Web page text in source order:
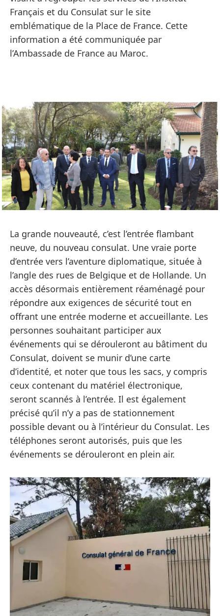
Français et du Consulat sur le site
emblématique de la Place de France. Cette
information a été communiquée par
l’Ambassade de France au Maroc.
La grande nouveauté, c’est l’entrée flambant
neuve, du nouveau consulat. Une vraie porte
d’entrée vers l’aventure diplomatique, située à
l’angle des rues de Belgique et de Hollande. Un
accès désormais entièrement réaménagé pour
répondre aux exigences de sécurité tout en
offrant une entrée moderne et accueillante. Les
personnes souhaitant participer aux
événements qui se dérouleront au bâtiment du
Consulat, doivent se munir d’une carte
d’identité, et noter que tous les sacs, y compris
ceux contenant du matériel électronique,
seront scannés à l’entrée. Il est également
précisé qu’il n’y a pas de stationnement
possible devant ou à l’intérieur du Consulat. Les
téléphones seront autorisés, puis que les
événements se dérouleront en plein air.